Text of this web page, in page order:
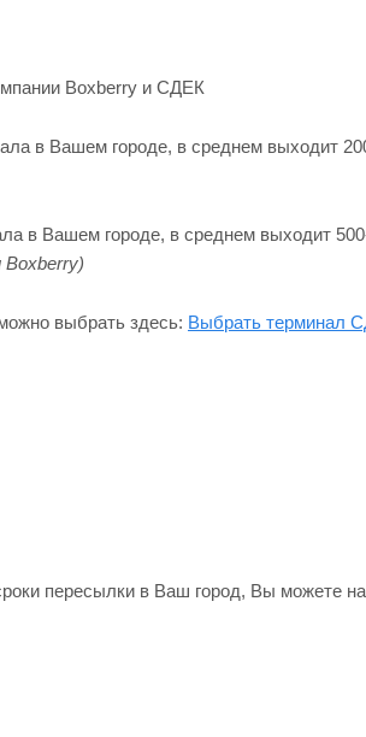
Boxberry и СДЕК
в Вашем городе, в среднем выходит
в Вашем городе, в среднем выходит
Boxberry)
выбрать здесь: Выбрать терминал
пересылки в Ваш город, Вы можете